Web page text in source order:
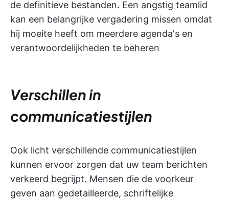
de definitieve bestanden. Een angstig teamlid
kan een belangrijke vergadering missen omdat
hij moeite heeft om meerdere agenda's en
verantwoordelijkheden te beheren
Verschillen in
communicatiestijlen
Ook licht verschillende communicatiestijlen
kunnen ervoor zorgen dat uw team berichten
verkeerd begrijpt. Mensen die de voorkeur
geven aan gedetailleerde, schriftelijke